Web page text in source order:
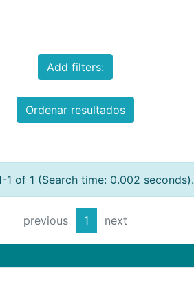
Add filters:
Ordenar resultados
1 of 1 (Search time: 0.002 seconds).
previous 1 next